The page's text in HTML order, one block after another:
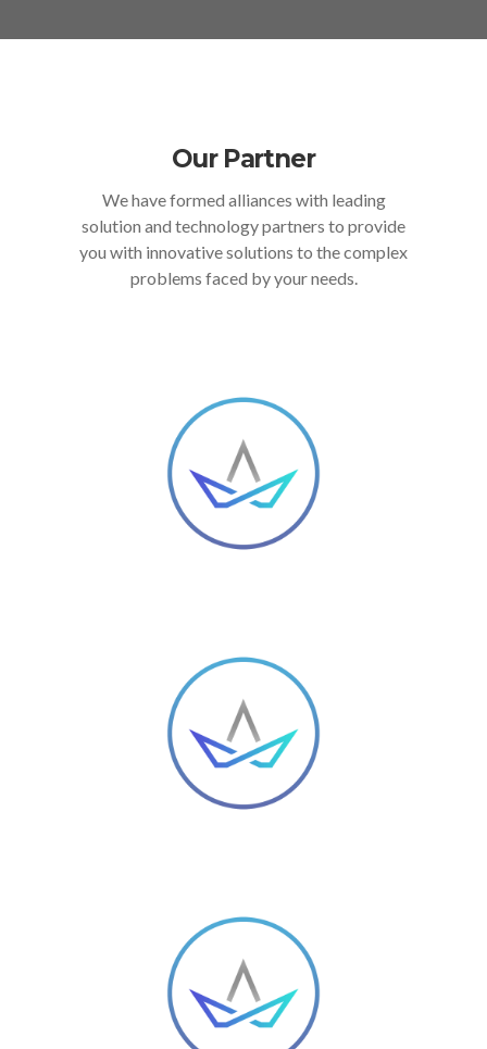
Our Partner
We have formed alliances with leading
solution and technology partners to provide
you with innovative solutions to the complex
problems faced by your needs.